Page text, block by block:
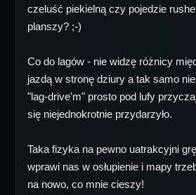
czeluść piekielną czy pojedzie
planszy? ;-)
Co do lagów - nie widzę różnicy
jazdą w stronę dziury a tak samo
"lag-drive'm" prosto pod lufy
się niejednokrotnie przydarzyło.
Taka fizyka na pewno uatrakcyjni
wprawi nas w osłupienie i mapy
na nowo, co mnie cieszy!